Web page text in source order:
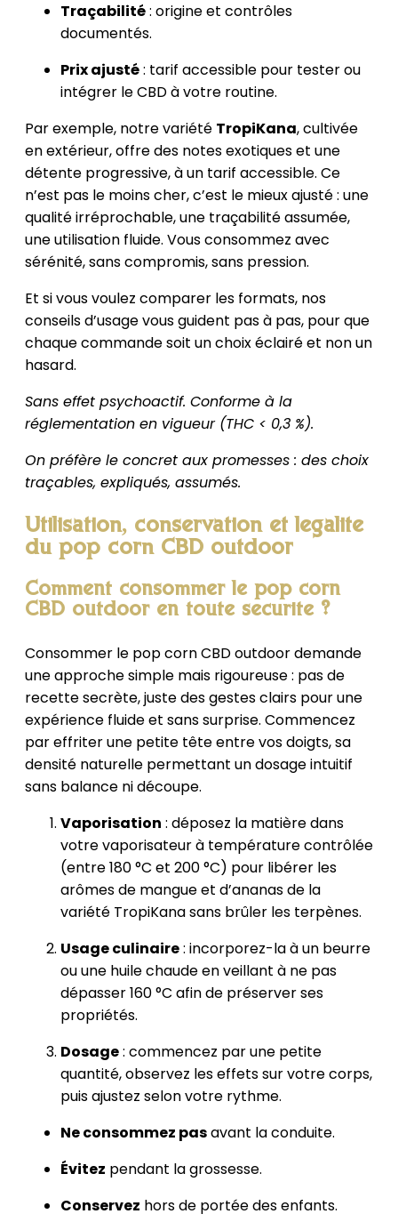
Traçabilité: origine et contrôles
documentés.
Prix ajusté: tarif accessible pour tester ou
intégrer le CBD à votre routine.
Par exemple, notre variété TropiKana, cultivée
en extérieur, offre des notes exotiques et une
détente progressive, à un tarif accessible. Ce
n’est pas le moins cher, c’est le mieux ajusté : une
qualité irréprochable, une traçabilité assumée,
une utilisation fluide. Vous consommez avec
sérénité, sans compromis, sans pression.
Et si vous voulez comparer les formats, nos
conseils d’usage vous guident pas à pas, pour que
chaque commande soit un choix éclairé et non un
hasard.
Sans effet psychoactif. Conforme à la
réglementation en vigueur (THC < 0,3 %).
On préfère le concret aux promesses : des choix
traçables, expliqués, assumés.
Utilisation, conservation et légalité
du pop corn CBD outdoor
Comment consommer le pop corn
CBD outdoor en toute sécurité ?
Consommer le pop corn CBD outdoor demande
une approche simple mais rigoureuse : pas de
recette secrète, juste des gestes clairs pour une
expérience fluide et sans surprise. Commencez
par effriter une petite tête entre vos doigts, sa
densité naturelle permettant un dosage intuitif
sans balance ni découpe.
Vaporisation : déposez la matière dans
votre vaporisateur à température contrôlée
(entre 180 °C et 200 °C) pour libérer les
arômes de mangue et d’ananas de la
variété TropiKana sans brûler les terpènes.
Usage culinaire: incorporez-la à un beurre
ou une huile chaude en veillant à ne pas
dépasser 160 °C afin de préserver ses
propriétés.
Dosage: commencez par une petite
quantité, observez les effets sur votre corps,
puis ajustez selon votre rythme.
Ne consommez pasavant la conduite.
Évitez pendant la grossesse.
Conservez hors de portée des enfants.